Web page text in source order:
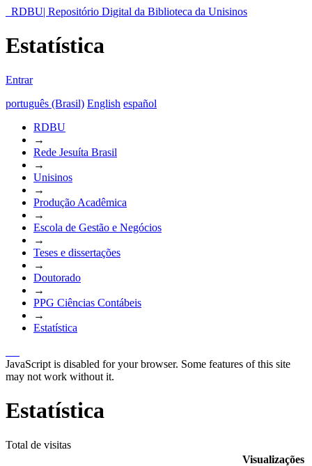
RDBU| Repositório Digital da Biblioteca da Unisinos
Estatística
Entrar
português (Brasil) English español
RDBU
→
Rede Jesuíta Brasil
→
Unisinos
→
Produção Acadêmica
→
Escola de Gestão e Negócios
→
Teses e dissertações
→
Doutorado
→
PPG Ciências Contábeis
→
Estatística
JavaScript is disabled for your browser. Some features of this site
may not work without it.
Estatística
Total de visitas
Visualizações